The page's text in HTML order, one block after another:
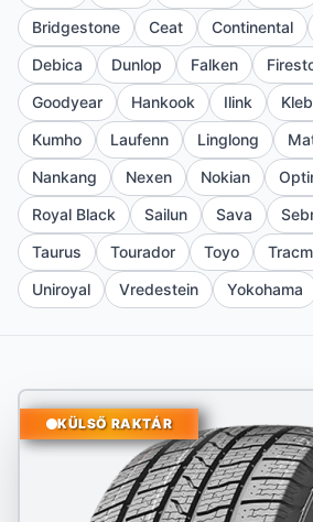
Bridgestone
Ceat Continental
Debica
Dunlop Falken
Goodyear
Hankook Ilink
Kumho
Laufenn Linglong
Nankang
Nexen Nokian
Royal Black
Sailun Sava
Taurus
Tourador Toyo
Uniroyal
Vredestein Yokohama
KÜLSŐ RAKTÁR